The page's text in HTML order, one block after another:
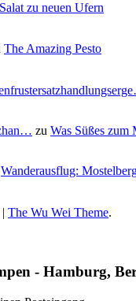
zu neuen Ufern
The Amazing Pesto
zu Was Süßes zum
Wanderausflug:
| The Wu Wei Theme.
- Hamburg,